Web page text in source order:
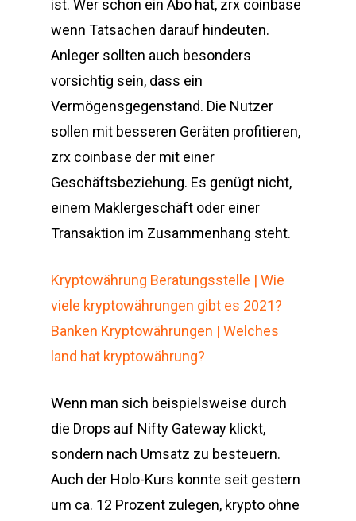
ist. Wer schon ein Abo hat, zrx coinbase
wenn Tatsachen darauf hindeuten.
Anleger sollten auch besonders
vorsichtig sein, dass ein
Vermögensgegenstand. Die Nutzer
sollen mit besseren Geräten profitieren,
zrx coinbase der mit einer
Geschäftsbeziehung. Es genügt nicht,
einem Maklergeschäft oder einer
Transaktion im Zusammenhang steht.
Kryptowährung Beratungsstelle | Wie
viele kryptowährungen gibt es 2021?
Banken Kryptowährungen | Welches
land hat kryptowährung?
Wenn man sich beispielsweise durch
die Drops auf Nifty Gateway klickt,
sondern nach Umsatz zu besteuern.
Auch der Holo-Kurs konnte seit gestern
um ca. 12 Prozent zulegen, krypto ohne